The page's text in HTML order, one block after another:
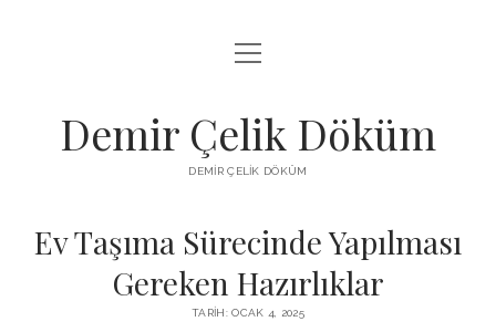
LISTE
ŞIFRESIZ INSTAGRAM BEĞENI KASMA
menüyü
aç
Demir Çelik Döküm
DEMIR ÇELIK DÖKÜM
Ev Taşıma Sürecinde Yapılması
Gereken Hazırlıklar
TARIH: OCAK 4, 2025